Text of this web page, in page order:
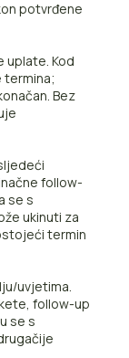
potvrđene
uplate. Kod
Bez
follow-
se s
ukinuti za
termin
uvjetima.
follow-up
se s